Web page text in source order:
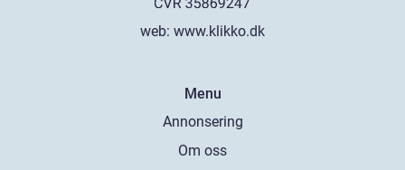
web: www.klikko.dk
Menu
Annonsering
Om oss